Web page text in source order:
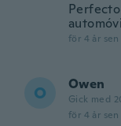
för 4 år sen
O Owen
Gick med
för 4 år sen